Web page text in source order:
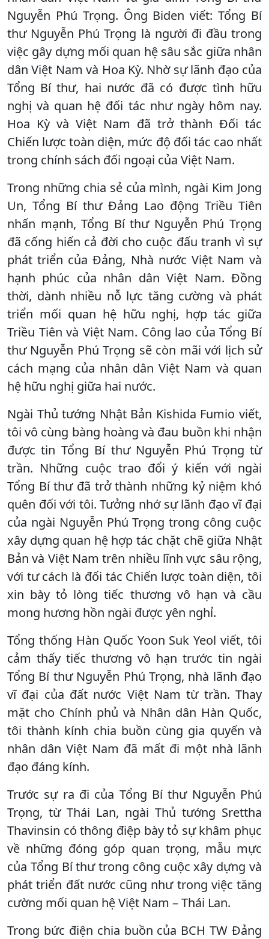
Nguyễn Phú Trọng. Ông Biden viết: Tổng Bí
thư Nguyễn Phú Trọng là người đi đầu trong
việc gây dựng mối quan hệ sâu sắc giữa nhân
dân Việt Nam và Hoa Kỳ. Nhờ sự lãnh đạo của
Tổng Bí thư, hai nước đã có được tình hữu
nghị và quan hệ đối tác như ngày hôm nay.
Hoa Kỳ và Việt Nam đã trở thành Đối tác
Chiến lược toàn diện, mức độ đối tác cao nhất
trong chính sách đối ngoại của Việt Nam.
Trong những chia sẻ của mình, ngài Kim Jong
Un, Tổng Bí thư Đảng Lao động Triều Tiên
nhấn mạnh, Tổng Bí thư Nguyễn Phú Trọng
đã cống hiến cả đời cho cuộc đấu tranh vì sự
phát triển của Đảng, Nhà nước Việt Nam và
hạnh phúc của nhân dân Việt Nam. Đồng
thời, dành nhiều nỗ lực tăng cường và phát
triển mối quan hệ hữu nghị, hợp tác giữa
Triều Tiên và Việt Nam. Công lao của Tổng Bí
thư Nguyễn Phú Trọng sẽ còn mãi với lịch sử
cách mạng của nhân dân Việt Nam và quan
hệ hữu nghị giữa hai nước.
Ngài Thủ tướng Nhật Bản Kishida Fumio viết,
tôi vô cùng bàng hoàng và đau buồn khi nhận
được tin Tổng Bí thư Nguyễn Phú Trọng từ
trần. Những cuộc trao đổi ý kiến với ngài
Tổng Bí thư đã trở thành những kỷ niệm khó
quên đối với tôi. Tưởng nhớ sự lãnh đạo vĩ đại
của ngài Nguyễn Phú Trọng trong công cuộc
xây dựng quan hệ hợp tác chặt chẽ giữa Nhật
Bản và Việt Nam trên nhiều lĩnh vực sâu rộng,
với tư cách là đối tác Chiến lược toàn diện, tôi
xin bày tỏ lòng tiếc thương vô hạn và cầu
mong hương hồn ngài được yên nghỉ.
Tổng thống Hàn Quốc Yoon Suk Yeol viết, tôi
cảm thấy tiếc thương vô hạn trước tin ngài
Tổng Bí thư Nguyễn Phú Trọng, nhà lãnh đạo
vĩ đại của đất nước Việt Nam từ trần. Thay
mặt cho Chính phủ và Nhân dân Hàn Quốc,
tôi thành kính chia buồn cùng gia quyến và
nhân dân Việt Nam đã mất đi một nhà lãnh
đạo đáng kính.
Trước sự ra đi của Tổng Bí thư Nguyễn Phú
Trọng, từ Thái Lan, ngài Thủ tướng Srettha
Thavinsin có thông điệp bày tỏ sự khâm phục
về những đóng góp quan trọng, mẫu mực
của Tổng Bí thư trong công cuộc xây dựng và
phát triển đất nước cũng như trong việc tăng
cường mối quan hệ Việt Nam – Thái Lan.
Trong bức điện chia buồn của BCH TW Đảng